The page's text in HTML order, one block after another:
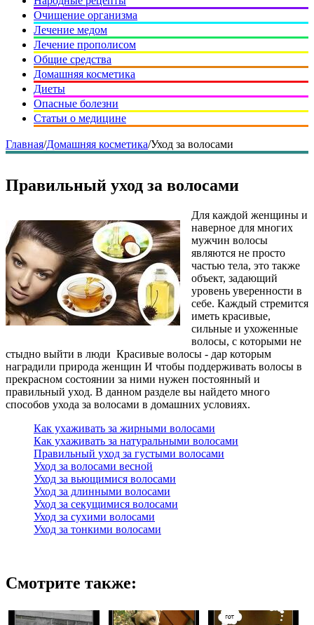
Очищение организма
Лечение медом
Лечение прополисом
Общие средства
Домашняя косметика
Диеты
Опасные болезни
Статьи о медицине
Главная/Домашняя косметика/Уход за волосами
Правильный уход за волосами
Для каждой женщины и
наверное для многих
мужчин волосы
являются не просто
частью тела, это также
объект, задающий
уровень уверенности в
себе. Каждый стремится
иметь красивые,
сильные и ухоженные
волосы, с которыми не
стыдно выйти в люди Красивые волосы - дар которым
наградили природа женщин И чтобы поддерживать волосы в
прекрасном состоянии за ними нужен постоянный и
правильный уход. В данном разделе вы найдето много
способов ухода за волосами в домашних условиях.
Как ухаживать за жирными волосами
Как ухаживать за натуральными волосами
Правильный уход за густыми волосами
Уход за волосами весной
Уход за вьющимися волосами
Уход за длинными волосами
Уход за секущимися волосами
Уход за сухими волосами
Уход за тонкими волосами
Смотрите также: